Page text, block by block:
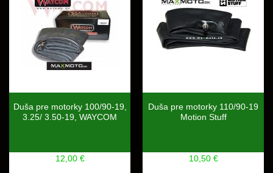
Duša pre motorky 100/90-19,
3.25/ 3.50-19, WAYCOM
12,00 €
Duša pre motorky 110/90-19
Motion Stuff
10,50 €